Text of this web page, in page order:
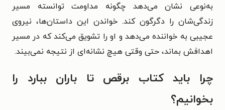
به‌نوعی نشان می‌دهد چگونه مداومت توانسته مسیر
زندگی‌شان را دگرگون کند. خواندن این داستان‌ها، نیروی
عجیبی به خواننده می‌دهد و او را تشویق می‌کند که در مسیر
اهدافش بماند، حتی وقتی هیچ نشانه‌ای از نتیجه نمی‌بیند.
چرا باید کتاب برقص تا باران ببارد را
بخوانیم؟